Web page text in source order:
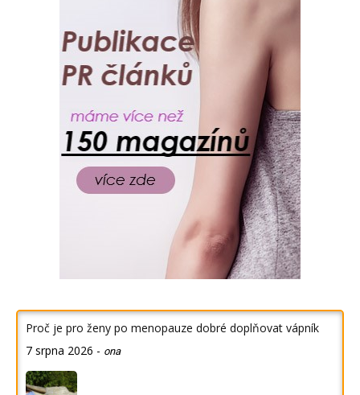
Proč je pro ženy po menopauze dobré doplňovat vápník
7 srpna 2026 - ona